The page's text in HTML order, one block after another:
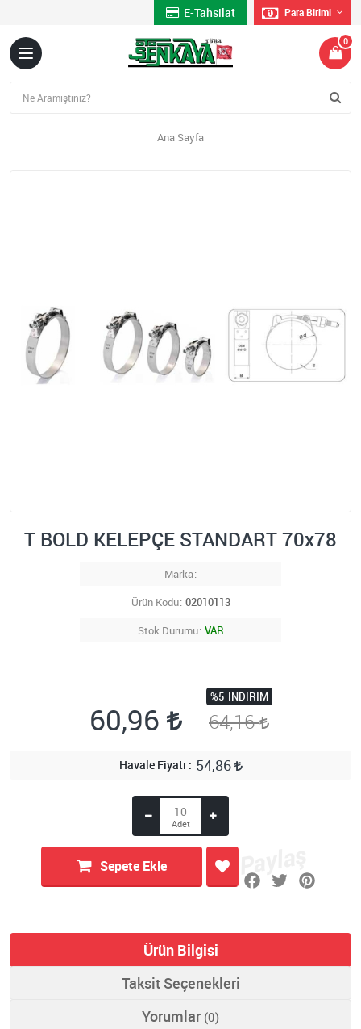
E-Tahsilat Para Birimi
0
Ana Sayfa
T BOLD KELEPÇE STANDART 70x78
Marka
Ürün Kodu 02010113
Stok Durumu VAR
60,96
%5 İNDIRIM
64,16
Havale Fiyatı 54,86
Sepete Ekle
Ürün Bilgisi
Taksit Seçenekleri
Yorumlar (0)